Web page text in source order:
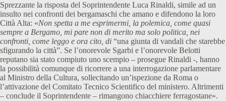
Sprezzante la risposta del Soprintendente Luca Rinaldi, simile ad un
insulto nei confronti dei bergamaschi che amano e difendono la loro
Città Alta: «Non spetta a me esprimermi, la polemica, come quasi
sempre a Bergamo, mi pare non di merito ma solo politica, nei
confronti, come leggo e ora cito, di “una giunta di vandali che starebbe
sfigurando la città”. Se l’onorevole Sgarbi e l’onorevole Belotti
reputano sia stato compiuto uno scempio – prosegue Rinaldi -, hanno
la possibilità comunque di ricorrere a una interrogazione parlamentare
al Ministro della Cultura, sollecitando un’ispezione da Roma o
l’attivazione del Comitato Tecnico Scientifico del ministero. Altrimenti
– conclude il Soprintendente – rimangono chiacchiere ferragostane».